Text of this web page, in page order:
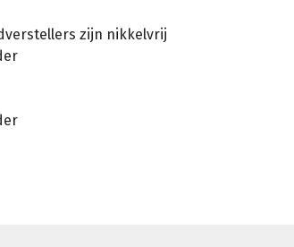
zijn nikkelvrij